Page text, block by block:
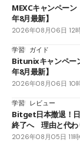
MEXCキャンペー
年8月最新】
2026年08月06日 12
学習 ガイド
Bitunixキャンペー
年8月最新】
2026年08月06日 10
学習 レビュー
Bitget日本撤退！
終了へ 理由と代わ
2026年08月05日 11